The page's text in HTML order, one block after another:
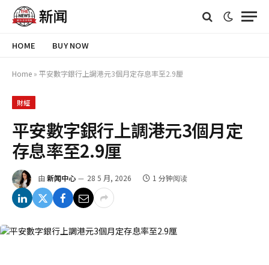
HOME BUY NOW
Home » 平安數字銀行上調港元3個月定存息率至2.9厘
財經
平安數字銀行上調港元3個月定
存息率至2.9厘
由 新闻中心 28 5 月, 2026 1 分钟阅读